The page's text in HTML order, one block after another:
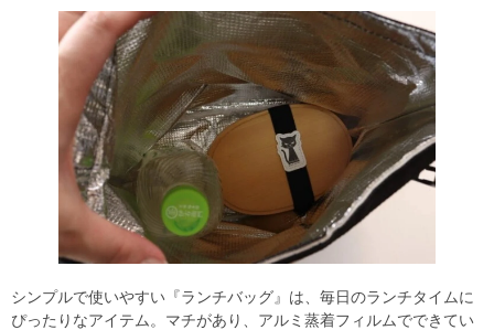
シンプルで使いやすい『ランチバッグ』は、毎日のランチタイムに
ぴったりなアイテム。マチがあり、アルミ蒸着フィルムでできてい